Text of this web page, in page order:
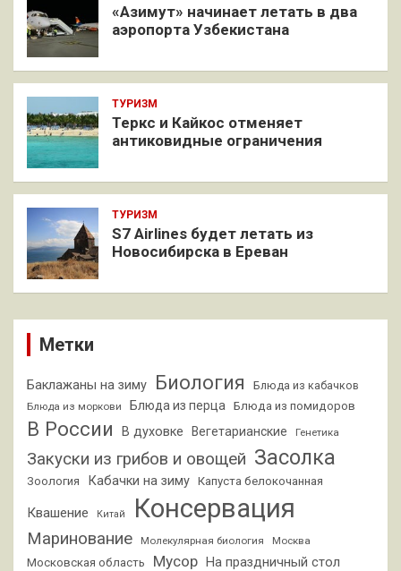
«Азимут» начинает летать в два
аэропорта Узбекистана
ТУРИЗМ
Теркс и Кайкос отменяет
антиковидные ограничения
ТУРИЗМ
S7 Airlines будет летать из
Новосибирска в Ереван
Метки
Баклажаны на зиму Биология Блюда из кабачков
Блюда из моркови Блюда из перца Блюда из помидоров
В России В духовке Вегетарианские Генетика
Закуски из грибов и овощей Засолка
Зоология Кабачки на зиму Капуста белокочанная
Квашение Китай Консервация
Маринование Молекулярная биология Москва
Московская область Мусор На праздничный стол